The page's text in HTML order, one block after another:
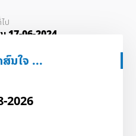
ປ
17-06-2024
ນໃຈ ...
2026